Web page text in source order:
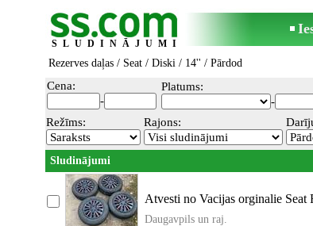
SLUDINĀJUMI
Rezerves daļas / Seat / Diski / 14'' / Pārdod
Cena:
-
Platums:
-
Režīms: Rajons:
Sludinājumi
Atvesti no Vacijas orginalie
Daugavpils un raj.